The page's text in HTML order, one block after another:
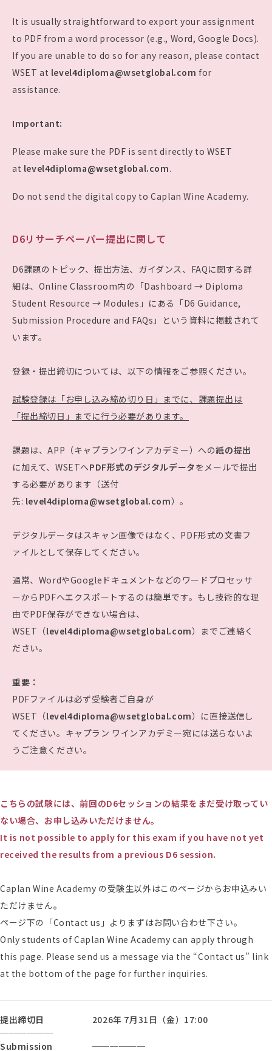
It is usually straightforward to export your assignment
to PDF from a word processor (e.g., Word, Google Docs).
If you are unable to do so for any reason, please contact
WSET at level4diploma@wsetglobal.com for
assistance.
Important:
Please make sure the PDF is sent directly to WSET
at level4diploma@wsetglobal.com.
Do not send the digital copy to Caplan Wine Academy.
D6リサーチペーパー提出に関して
D6課題のトピック、提出方法、ガイダンス、FAQに関する詳
細は、Online Classroom内の「Dashboard → Diploma
Student Resource → Modules」にある「D6 Guidance,
Submission Procedure and FAQs」という資料に掲載されて
います。
登録・提出締切については、以下の情報をご参照ください。
試験登録は「お申し込み締め切り日」までに、課題提出は
「提出締切日」までに行う必要があります。
課題は、APP（キャプランワインアカデミー）への紙の提出
に加えて、WSETへPDF形式のデジタルデータをメールで提出
する必要があります（送付
先: level4diploma@wsetglobal.com）。
デジタルデータはスキャン画像ではなく、PDF形式の文書フ
ァイルとして保存してください。
通常、WordやGoogleドキュメントなどのワードプロセッサ
ーからPDFへエクスポートするのは簡単です。もし技術的な理
由でPDF保存ができない場合は、
WSET（level4diploma@wsetglobal.com）までご連絡く
ださい。
重要：
PDFファイルは必ず受験者ご自身が
WSET（level4diploma@wsetglobal.com）に直接送信し
てください。キャプラン ワインアカデミー宛には送らないよ
うご注意ください。
こちらの試験には、前回のD6セッションの結果をまだ受け取ってい
ない場合、お申し込みいただけません。
It is not possible to apply for this exam if you have not yet
received the results from a previous D6 session.
Caplan Wine Academy の受験生以外はこのページからお申込みい
ただけません。
ページ下の「Contact us」よりまずはお問い合わせ下さい。
Only students of Caplan Wine Academy can apply through
this page. Please send us a message via the “Contact us” link
at the bottom of the page for further inquiries.
提出締切日
──────
Submission
2026年 7月31日（金）17:00
──────